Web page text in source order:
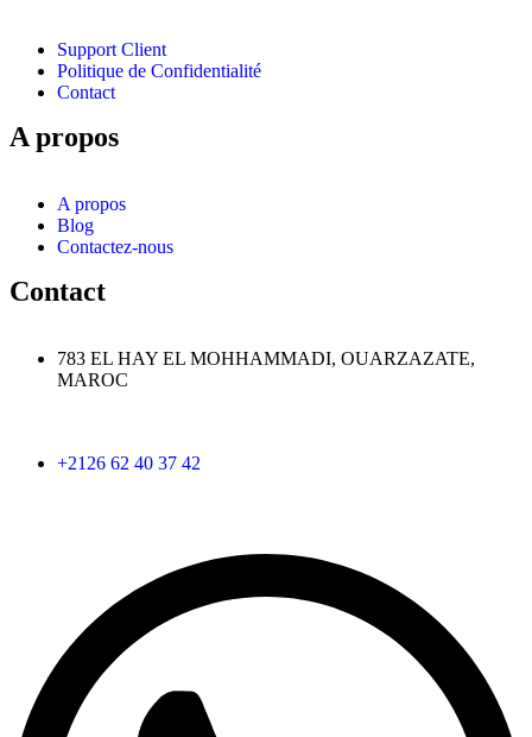
Support Client
Politique de Confidentialité
Contact
A propos
A propos
Blog
Contactez-nous
Contact
783 EL HAY EL MOHHAMMADI, OUARZAZATE,
MAROC
+2126 62 40 37 42